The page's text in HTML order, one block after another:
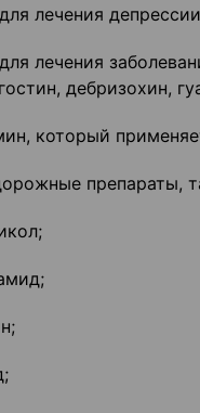
лечения
лечения
дебризохин,
который
препараты,